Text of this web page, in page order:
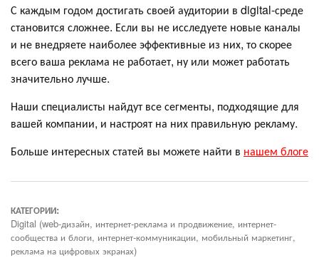
С каждым годом достигать своей аудитории в digital-среде
становится сложнее. Если вы не исследуете новые каналы
и не внедряете наиболее эффективные из них, то скорее
всего ваша реклама не работает, ну или может работать
значительно лучше.
Наши специалисты найдут все сегменты, подходящие для
вашей компании, и настроят на них правильную рекламу.
Больше интересных статей вы можете найти в нашем блоге
КАТЕГОРИИ:
Digital (web-дизайн, интернет-реклама и продвижение, интернет-
сообщества и блоги, интернет-коммуникации, мобильный маркетинг,
реклама на цифровых экранах)